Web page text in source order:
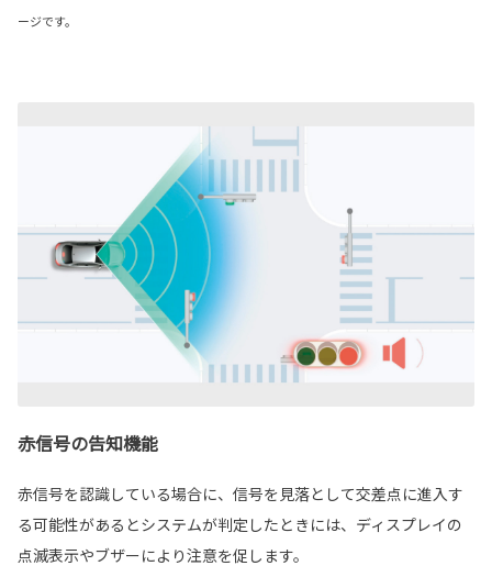
ージです。
赤信号の告知機能
赤信号を認識している場合に、信号を見落として交差点に進入す
る可能性があるとシステムが判定したときには、ディスプレイの
点滅表示やブザーにより注意を促します。